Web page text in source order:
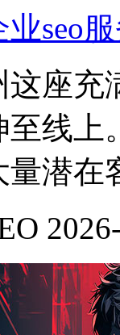
seo
这座充
至线上
量潜在